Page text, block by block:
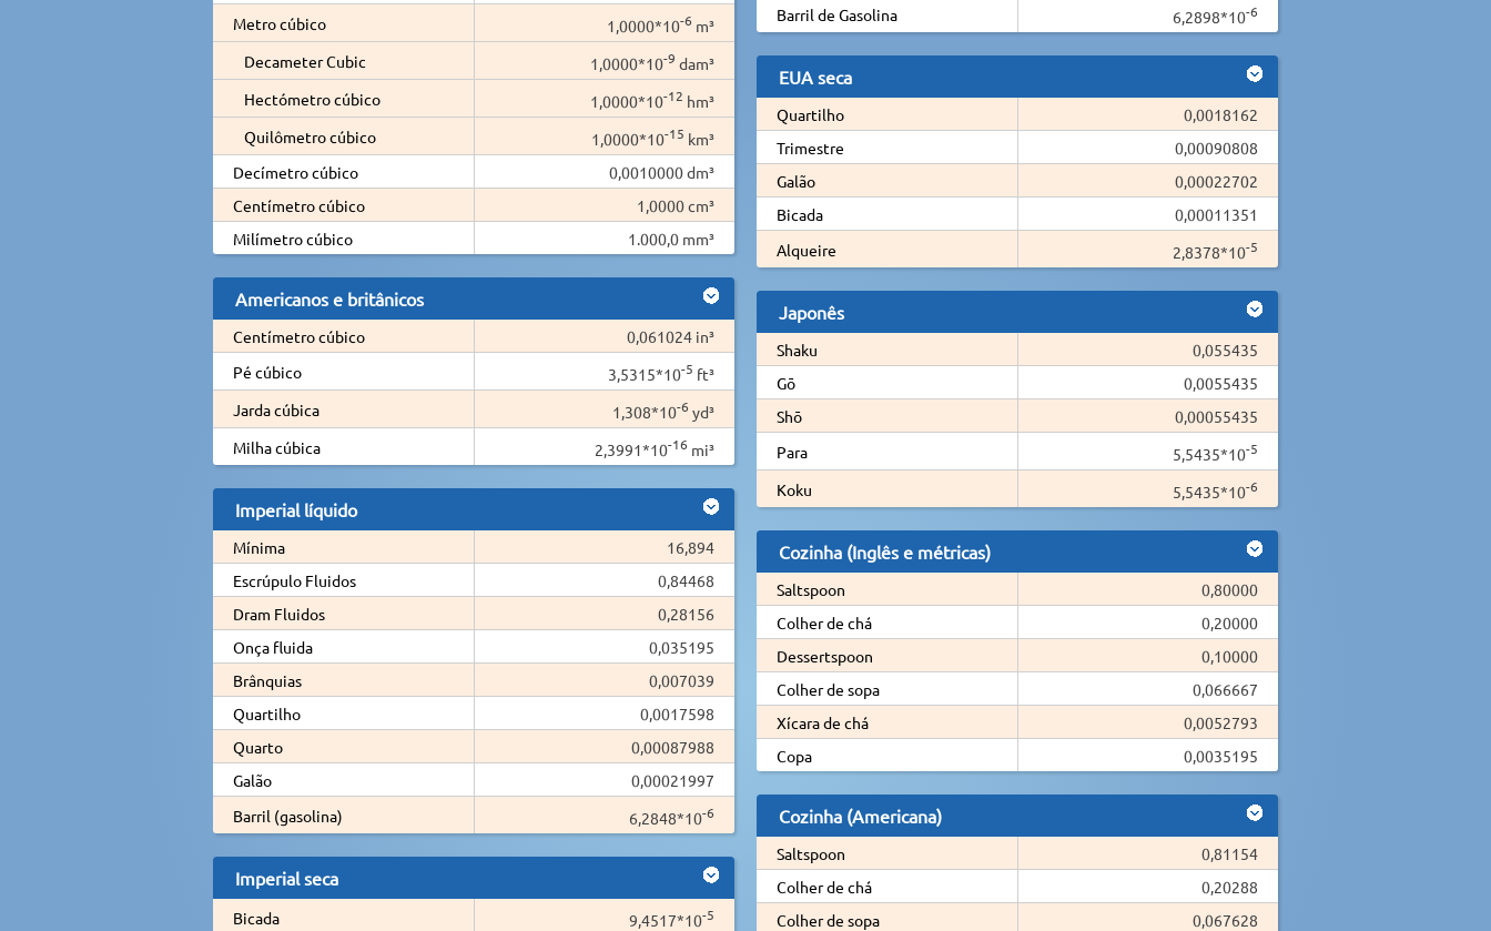
Metro cúbico
1,0000*10-6 m³
Decameter Cubic
1,0000*10-9 dam³
Hectómetro cúbico
1,0000*10-12 hm³
Quilômetro cúbico
1,0000*10-15 km³
Decímetro cúbico
0,0010000 dm³
Centímetro cúbico
1,0000 cm³
Milímetro cúbico
1.000,0 mm³
Americanos e britânicos
Centímetro cúbico
0,061024 in³
Pé cúbico
3,5315*10-5 ft³
Jarda cúbica
1,308*10-6 yd³
Milha cúbica
2,3991*10-16 mi³
Imperial líquido
Mínima
16,894
Escrúpulo Fluidos
0,84468
Dram Fluidos
0,28156
Onça fluida
0,035195
Brânquias
0,007039
Quartilho
0,0017598
Quarto
0,00087988
Galão
0,00021997
Barril (gasolina)
6,2848*10-6
Imperial seca
Bicada 9,4517*10-5
Barril de Gasolina 6,2898*10-6
EUA seca
Quartilho
0,0018162
Trimestre
0,00090808
Galão
0,00022702
Bicada
0,00011351
Alqueire
2,8378*10-5
Japonês
Shaku
0,055435
Gō
0,0055435
Shō
0,00055435
Para
5,5435*10-5
Koku 5,5435*10-6
Cozinha (Inglês e métricas)
Saltspoon
0,80000
Colher de chá
0,20000
Dessertspoon
0,10000
Colher de sopa
0,066667
Xícara de chá
0,0052793
Copa
0,0035195
Cozinha (Americana)
Saltspoon
0,81154
Colher de chá
0,20288
Colher de sopa
0,067628